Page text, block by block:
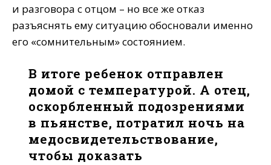
и разговора с отцом – но все же отказ
разъяснять ему ситуацию обосновали именно
его «сомнительным» состоянием.
В итоге ребенок отправлен
домой с температурой. А отец,
оскорбленный подозрениями
в пьянстве, потратил ночь на
медосвидетельствование,
чтобы доказать